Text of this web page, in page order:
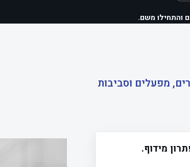
והתחילו משם.
מפעלים וסביבות
מידוף.